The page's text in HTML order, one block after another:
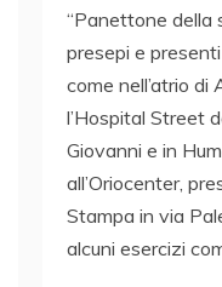
“Panettone della
presepi e
come nell’atrio di
l’Hospital Street
Giovanni e in
all’Oriocenter,
Stampa in via
alcuni esercizi